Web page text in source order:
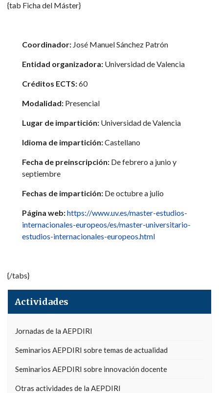
{tab Ficha del Máster}
Coordinador: José Manuel Sánchez Patrón
Entidad organizadora: Universidad de Valencia
Créditos ECTS:60
Modalidad: Presencial
Lugar de impartición: Universidad de Valencia
Idioma de impartición:Castellano
Fecha de preinscripción: De febrero a junio y
septiembre
Fechas de impartición: De octubre a julio
Página web:https://www.uv.es/master-estudios-
internacionales-europeos/es/master-universitario-
estudios-internacionales-europeos.html
{/tabs}
Actividades
Jornadas de la AEPDIRI
Seminarios AEPDIRI sobre temas de actualidad
Seminarios AEPDIRI sobre innovación docente
Otras actividades de la AEPDIRI